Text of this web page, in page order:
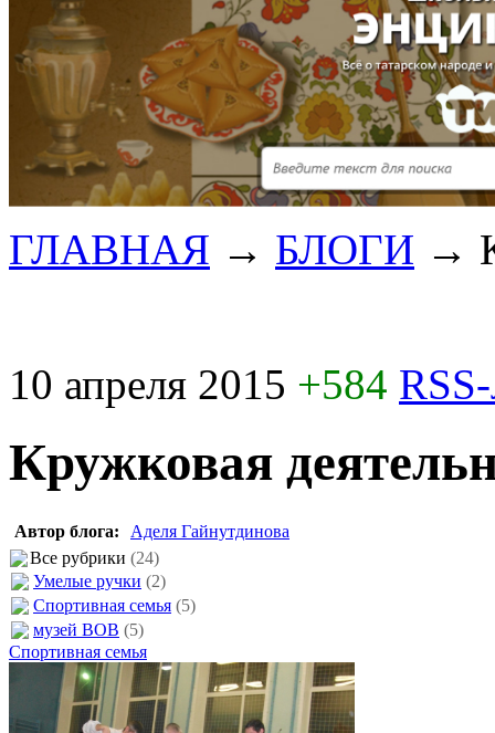
ГЛАВНАЯ → БЛОГИ →
10 апреля 2015 +584
Кружковая
Автор блога:
Аделя Гайнутдинова
Все рубрики (24)
Умелые ручки (2)
Спортивная семья (5)
музей ВОВ (5)
Спортивная семья